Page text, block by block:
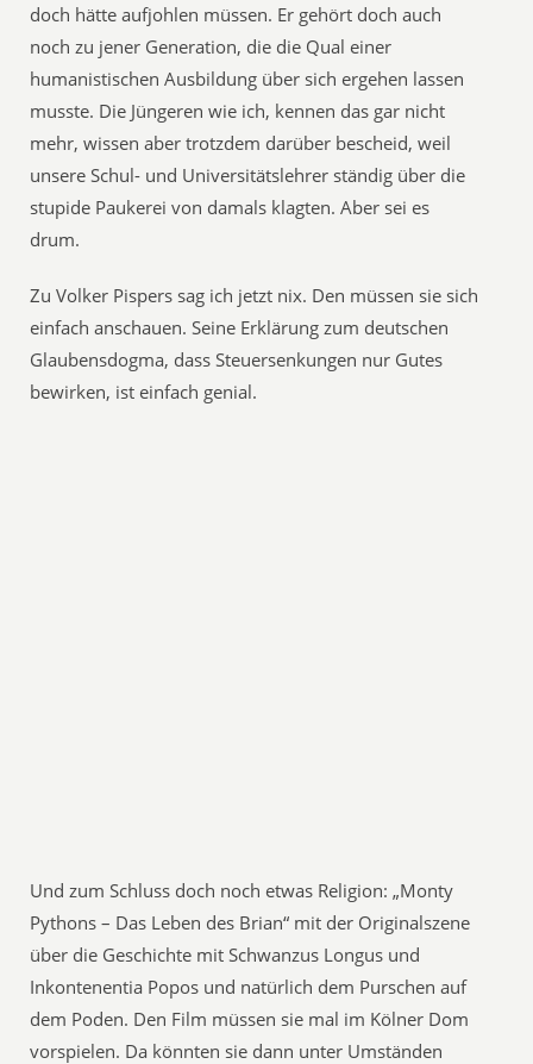
doch hätte aufjohlen müssen. Er gehört doch auch
noch zu jener Generation, die die Qual einer
humanistischen Ausbildung über sich ergehen lassen
musste. Die Jüngeren wie ich, kennen das gar nicht
mehr, wissen aber trotzdem darüber bescheid, weil
unsere Schul- und Universitätslehrer ständig über die
stupide Paukerei von damals klagten. Aber sei es
drum.
Zu Volker Pispers sag ich jetzt nix. Den müssen sie sich
einfach anschauen. Seine Erklärung zum deutschen
Glaubensdogma, dass Steuersenkungen nur Gutes
bewirken, ist einfach genial.
Und zum Schluss doch noch etwas Religion: „Monty
Pythons – Das Leben des Brian“ mit der Originalszene
über die Geschichte mit Schwanzus Longus und
Inkontenentia Popos und natürlich dem Purschen auf
dem Poden. Den Film müssen sie mal im Kölner Dom
vorspielen. Da könnten sie dann unter Umständen